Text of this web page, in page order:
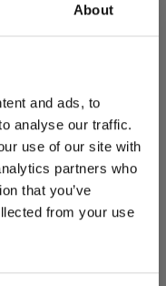
About
and ads, to
analyse our traffic.
use of our site with
partners who
that you’ve
from your use
kortingen.
selectie
en Europese
vanHarvink ,
enArtisanzijn nu extra
aanbiedingen zolang
u een vriendelijke
te stellen, met de